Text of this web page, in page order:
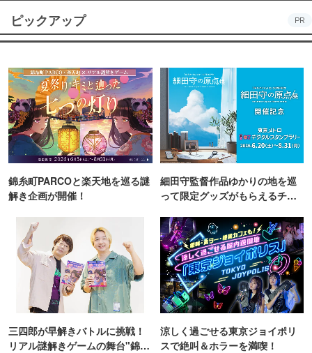
ピックアップ PR
錦糸町PARCOと楽天地を巡る謎
解き企画が開催！
細田守監督作品ゆかりの地を巡
って限定グッズがもらえるチャ
三四郎が早解きバトルに挑戦！
リアル謎解きゲームの舞台"錦糸
涼しく過ごせる東京ジョイポリ
スで絶叫＆ホラーを満喫！